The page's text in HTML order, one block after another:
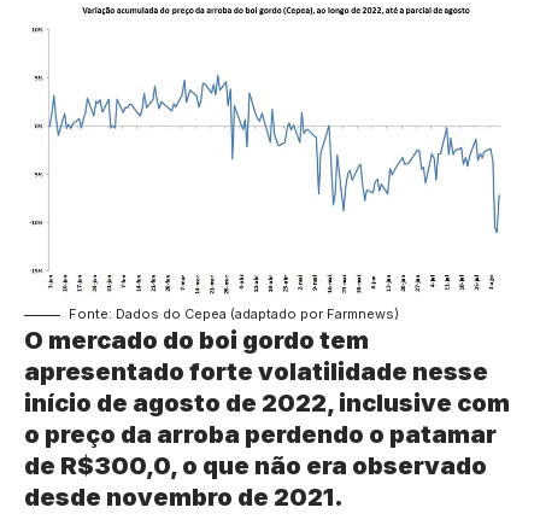
Fonte: Dados do Cepea (adaptado por Farmnews)
O mercado do boi gordo tem
apresentado forte volatilidade nesse
início de agosto de 2022, inclusive com
o preço da arroba perdendo o patamar
de R$300,0, o que não era observado
desde novembro de 2021.